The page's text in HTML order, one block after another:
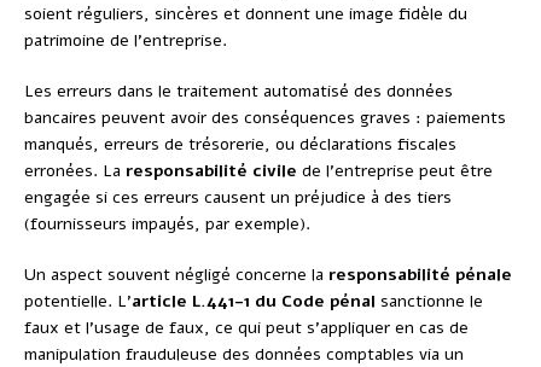
soient réguliers, sincères et donnent une image fidèle du
patrimoine de l’entreprise.
Les erreurs dans le traitement automatisé des données
bancaires peuvent avoir des conséquences graves : paiements
manqués, erreurs de trésorerie, ou déclarations fiscales
erronées. La responsabilité civile de l’entreprise peut être
engagée si ces erreurs causent un préjudice à des tiers
(fournisseurs impayés, par exemple).
Un aspect souvent négligé concerne la responsabilité pénale
potentielle. L’article L.441-1 du Code pénal sanctionne le
faux et l’usage de faux, ce qui peut s’appliquer en cas de
manipulation frauduleuse des données comptables via un